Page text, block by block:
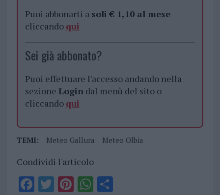
Puoi abbonarti a soli € 1,10 al mese
cliccando qui
Sei già abbonato?
Puoi effettuare l'accesso andando nella
sezione Logindal menù del sito o
cliccando qui
TEMI: Meteo Gallura Meteo Olbia
Condividi l'articolo
F T PiWS